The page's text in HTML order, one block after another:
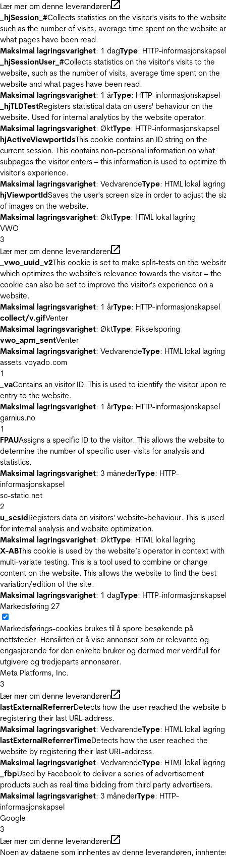
Lær mer om denne leverandøren
_hjSession_#Collects statistics on the visitor's visits to the
such as the number of visits, average time spent on the website
what pages have been read.
Maksimal lagringsvarighet: 1 dagType: HTTP-informasjonskapsel
_hjSessionUser_#Collects statistics on the visitor's visits to the
website, such as the number of visits, average time spent on the
website and what pages have been read.
Maksimal lagringsvarighet: 1 årType: HTTP-informasjonskapsel
_hjTLDTestRegisters statistical data on users' behaviour on the
website. Used for internal analytics by the website operator.
Maksimal lagringsvarighet: ØktType: HTTP-informasjonskapsel
hjActiveViewportIdsThis cookie contains an ID string on the
current session. This contains non-personal information on what
subpages the visitor enters – this information is used to optimize
visitor's experience.
Maksimal lagringsvarighet: VedvarendeType: HTML lokal lagring
hjViewportIdSaves the user's screen size in order to adjust the
of images on the website.
Maksimal lagringsvarighet: ØktType: HTML lokal lagring
VWO
3
Lær mer om denne leverandøren
_vwo_uuid_v2This cookie is set to make split-tests on the
which optimizes the website's relevance towards the visitor – the
cookie can also be set to improve the visitor's experience on a
website.
Maksimal lagringsvarighet: 1 årType: HTTP-informasjonskapsel
collect/v.gifVenter
Maksimal lagringsvarighet: ØktType: Pikselsporing
vwo_apm_sentVenter
Maksimal lagringsvarighet: VedvarendeType: HTML lokal lagring
assets.voyado.com
1
_vaContains an visitor ID. This is used to identify the visitor upon
entry to the website.
Maksimal lagringsvarighet: 1 årType: HTTP-informasjonskapsel
garnius.no
1
FPAUAssigns a specific ID to the visitor. This allows the website to
determine the number of specific user-visits for analysis and
statistics.
Maksimal lagringsvarighet: 3 månederType: HTTP-
informasjonskapsel
sc-static.net
2
u_scsidRegisters data on visitors' website-behaviour. This is used
for internal analysis and website optimization.
Maksimal lagringsvarighet: ØktType: HTML lokal lagring
X-ABThis cookie is used by the website’s operator in context with
multi-variate testing. This is a tool used to combine or change
content on the website. This allows the website to find the best
variation/edition of the site.
Maksimal lagringsvarighet: 1 dagType: HTTP-informasjonskapsel
Markedsføring 27
Markedsførings-cookies brukes til å spore besøkende på
nettsteder. Hensikten er å vise annonser som er relevante og
engasjerende for den enkelte bruker og dermed mer verdifull for
utgivere og tredjeparts annonsører.
Meta Platforms, Inc.
3
Lær mer om denne leverandøren
lastExternalReferrerDetects how the user reached the website
registering their last URL-address.
Maksimal lagringsvarighet: VedvarendeType: HTML lokal lagring
lastExternalReferrerTimeDetects how the user reached the
website by registering their last URL-address.
Maksimal lagringsvarighet: VedvarendeType: HTML lokal lagring
_fbpUsed by Facebook to deliver a series of advertisement
products such as real time bidding from third party advertisers.
Maksimal lagringsvarighet: 3 månederType: HTTP-
informasjonskapsel
Google
3
Lær mer om denne leverandøren
Noen av dataene som innhentes av denne leverandøren,